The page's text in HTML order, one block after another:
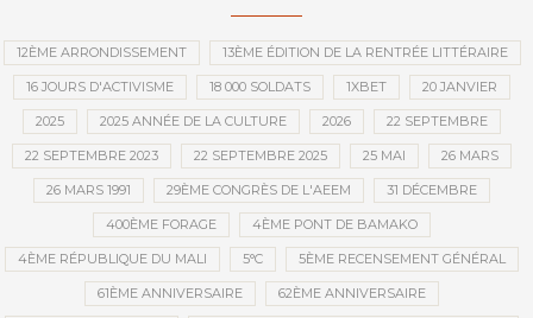
12ÈME ARRONDISSEMENT 13ÈME ÉDITION DE LA RENTRÉE LITTÉRAIRE
16 JOURS D'ACTIVISME 18 000 SOLDATS 1XBET 20 JANVIER
2025 2025 ANNÉE DE LA CULTURE 2026 22 SEPTEMBRE
22 SEPTEMBRE 2023 22 SEPTEMBRE 2025 25 MAI 26 MARS
26 MARS 1991 29ÈME CONGRÈS DE L'AEEM 31 DÉCEMBRE
400ÈME FORAGE 4ÈME PONT DE BAMAKO
4ÈME RÉPUBLIQUE DU MALI 5°C 5ÈME RECENSEMENT GÉNÉRAL
61ÈME ANNIVERSAIRE 62ÈME ANNIVERSAIRE